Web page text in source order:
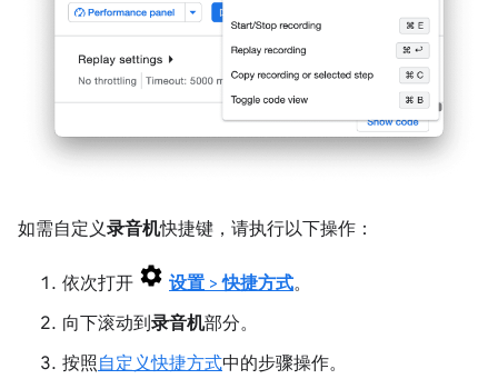
如需自定义录音机快捷键，请执行以下操作：
依次打开 设置 >快捷方式。
向下滚动到录音机部分。
按照自定义快捷方式中的步骤操作。